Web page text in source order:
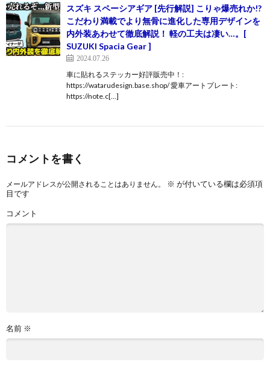
スズキ スペーシアギア [先行解説] こりゃ爆売れか!?
こだわり満載でより無骨に進化した専用デザインを
内外装あわせて徹底解説！ 軽の工夫は凄い…。[
SUZUKI Spacia Gear ]
2024.07.26
車に貼れるステッカー好評販売中！:
https://watarudesign.base.shop/ 愛車アートプレート:
https://note.c[…]
コメントを書く
メールアドレスが公開されることはありません。 ※ が付いている欄は必須項
目です
コメント
名前 ※